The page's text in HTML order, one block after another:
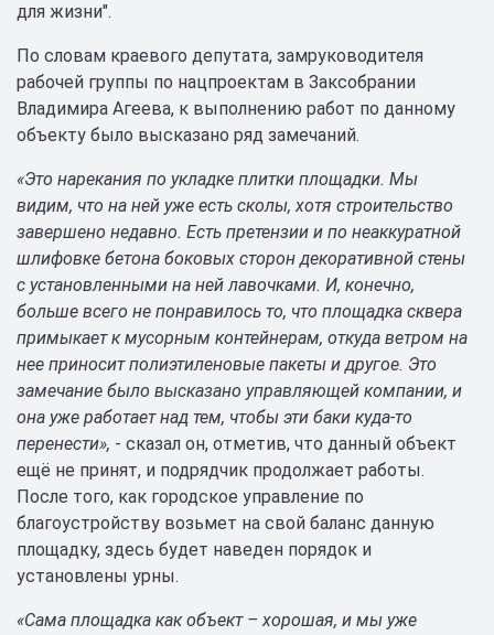
для жизни".
По словам краевого депутата, замруководителя
рабочей группы по нацпроектам в Заксобрании
Владимира Агеева, к выполнению работ по данному
объекту было высказано ряд замечаний.
«Это нарекания по укладке плитки площадки. Мы
видим, что на ней уже есть сколы, хотя строительство
завершено недавно. Есть претензии и по неаккуратной
шлифовке бетона боковых сторон декоративной стены
с установленными на ней лавочками. И, конечно,
больше всего не понравилось то, что площадка сквера
примыкает к мусорным контейнерам, откуда ветром на
нее приносит полиэтиленовые пакеты и другое. Это
замечание было высказано управляющей компании, и
она уже работает над тем, чтобы эти баки куда-то
перенести», - сказал он, отметив, что данный объект
ещё не принят, и подрядчик продолжает работы.
После того, как городское управление по
благоустройству возьмет на свой баланс данную
площадку, здесь будет наведен порядок и
установлены урны.
«Сама площадка как объект – хорошая, и мы уже